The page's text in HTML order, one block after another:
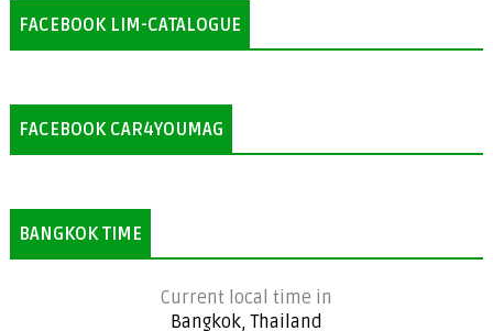
FACEBOOK LIM-CATALOGUE
FACEBOOK CAR4YOUMAG
BANGKOK TIME
Current local time in
Bangkok, Thailand